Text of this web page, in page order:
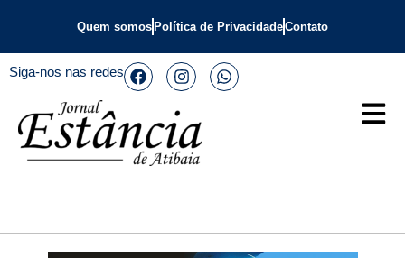
Quem somos Política de PrivacidadeContato
Siga-nos nas redes